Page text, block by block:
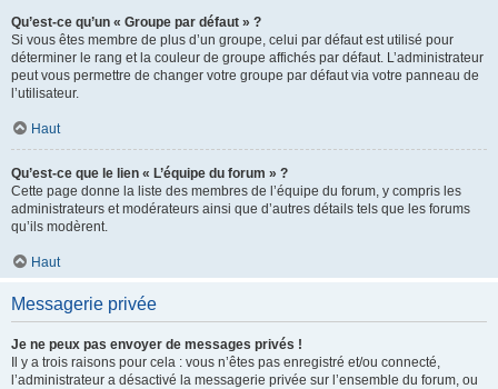
Qu’est-ce qu’un « Groupe par défaut » ?
Si vous êtes membre de plus d’un groupe, celui par défaut est utilisé pour
déterminer le rang et la couleur de groupe affichés par défaut. L’administrateur
peut vous permettre de changer votre groupe par défaut via votre panneau de
l’utilisateur.
Haut
Qu’est-ce que le lien « L’équipe du forum » ?
Cette page donne la liste des membres de l’équipe du forum, y compris les
administrateurs et modérateurs ainsi que d’autres détails tels que les forums
qu’ils modèrent.
Haut
Messagerie privée
Je ne peux pas envoyer de messages privés !
Il y a trois raisons pour cela : vous n’êtes pas enregistré et/ou connecté,
l’administrateur a désactivé la messagerie privée sur l’ensemble du forum, ou